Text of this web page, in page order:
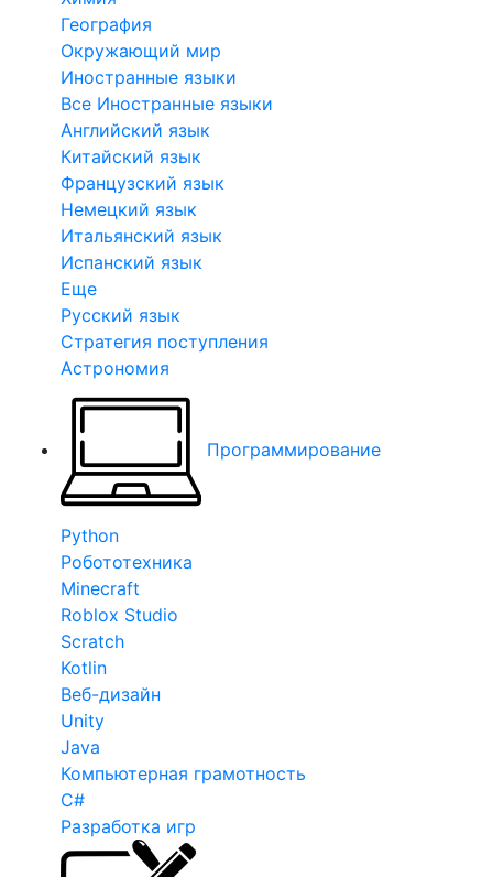
География
Окружающий мир
Иностранные языки
Все Иностранные языки
Английский язык
Китайский язык
Французский язык
Немецкий язык
Итальянский язык
Испанский язык
Еще
Русский язык
Стратегия поступления
Астрономия
Программирование
Python
Робототехника
Minecraft
Roblox Studio
Scratch
Kotlin
Веб-дизайн
Unity
Java
Компьютерная грамотность
C#
Разработка игр